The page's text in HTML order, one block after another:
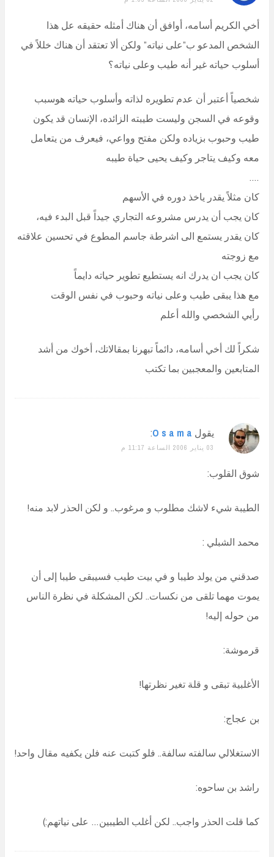
أخي الكريم أسامه، أوافق أن هناك أمثله حقيقه عل هذا
الشخص المدعو ب”على نياته” ولكن ألا تعتقد أن هناك خللاً في
أسلوب حياته غير أنه طيب وعلى نياته؟
شخصياً أعتبر أن عدم تطويره لذاته وأسلوب حياته هوسبب
وقوعه في السجن وليست طيبته الزائده، الإنسان قد يكون
طيب وحبوب بزياده ولكن مفتح وواعي، فيعرف من يتعامل
معه وكيف يتاجر وكيف يحيى حياة طيبه
….
كان مثلاً يقدر ياخذ دوره في الأسهم
كان يجب أن يدرس مشروعه التجاري جيداً قبل البدء فيه،
كان يقدر يستمع الى اشرطة جاسم المطوع في تحسين علاقته
مع زوجته
كان يجب ان يدرك انه يستطيع تطوير حياته دايماً
مع هذا يبقى طيب وعلى نياته وحبوب في نفس الوقت
رأيي الشخصي والله أعلم
شكراً لك أخي أسامه، دائماً تبهرنا بمقالاتك، أخوك من أشد
المتابعين والمعجبين بما تكتب
يقول O s a m a
:
03 يناير 2006 الساعة 11:17 م
شوق القلوب:
الطيبة شيء لاشك مطلوب و مرغوب.. و لكن الحذر لابد منه!
محمد الشبلي :
صدقني من يولد طيبا و في بيت طيب فسيبقى طيبا إلى أن
يموت مهما تلقى من نكسات.. لكن المشكلة في نظرة الناس
من حوله إليه!
قرموشة:
الأغلبية تبقى و قلة تغير نظرتها!
بن عجاج:
الاستغلالي سالفته سالفة.. فلو كتبت عنه فلن يكفيه مقال واحد!
راشد بن ساحوه:
كما قلت الحذر واجب.. لكن أغلب الطيبين… على نياتهم:)